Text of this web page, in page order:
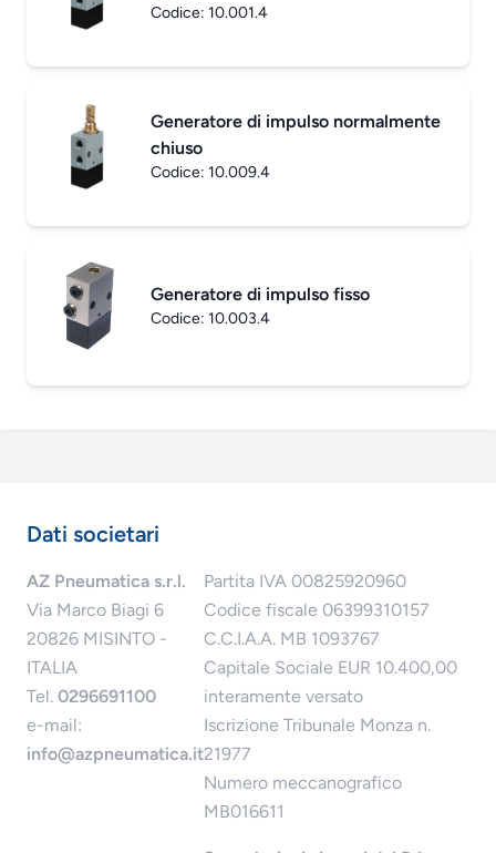
Codice: 10.001.4
Generatore di impulso normalmente
chiuso
Codice: 10.009.4
Generatore di impulso fisso
Codice: 10.003.4
Dati societari
AZ Pneumatica s.r.l.
Via Marco Biagi 6
20826 MISINTO -
ITALIA
Tel. 0296691100
e-mail:
info@azpneumatica.it
Partita IVA 00825920960
Codice fiscale 06399310157
C.C.I.A.A. MB 1093767
Capitale Sociale EUR 10.400,00
interamente versato
Iscrizione Tribunale Monza n.
21977
Numero meccanografico
MB016611